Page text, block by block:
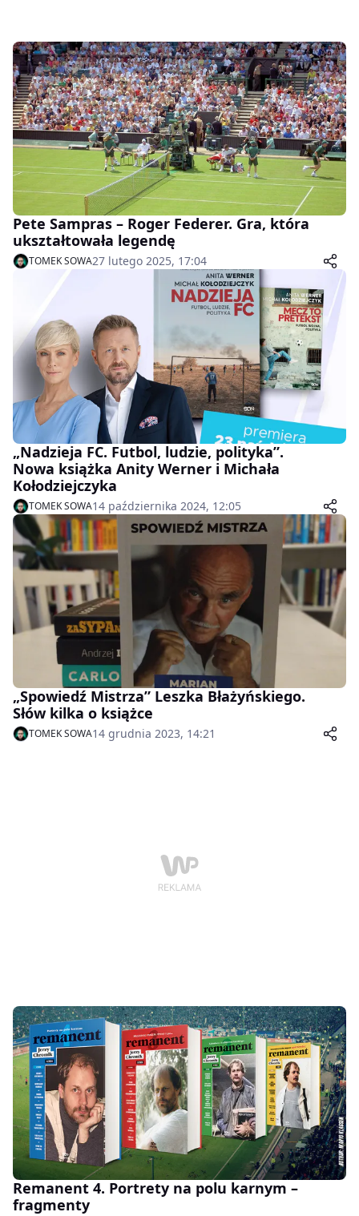
Pete Sampras – Roger Federer. Gra, która
ukształtowała legendę
TOMEK SOWA27 lutego 2025, 17:04
„Nadzieja FC. Futbol, ludzie, polityka”.
Nowa książka Anity Werner i Michała
Kołodziejczyka
TOMEK SOWA14 października 2024, 12:05
„Spowiedź Mistrza” Leszka Błażyńskiego.
Słów kilka o książce
TOMEK SOWA14 grudnia 2023, 14:21
Remanent 4. Portrety na polu karnym –
fragmenty